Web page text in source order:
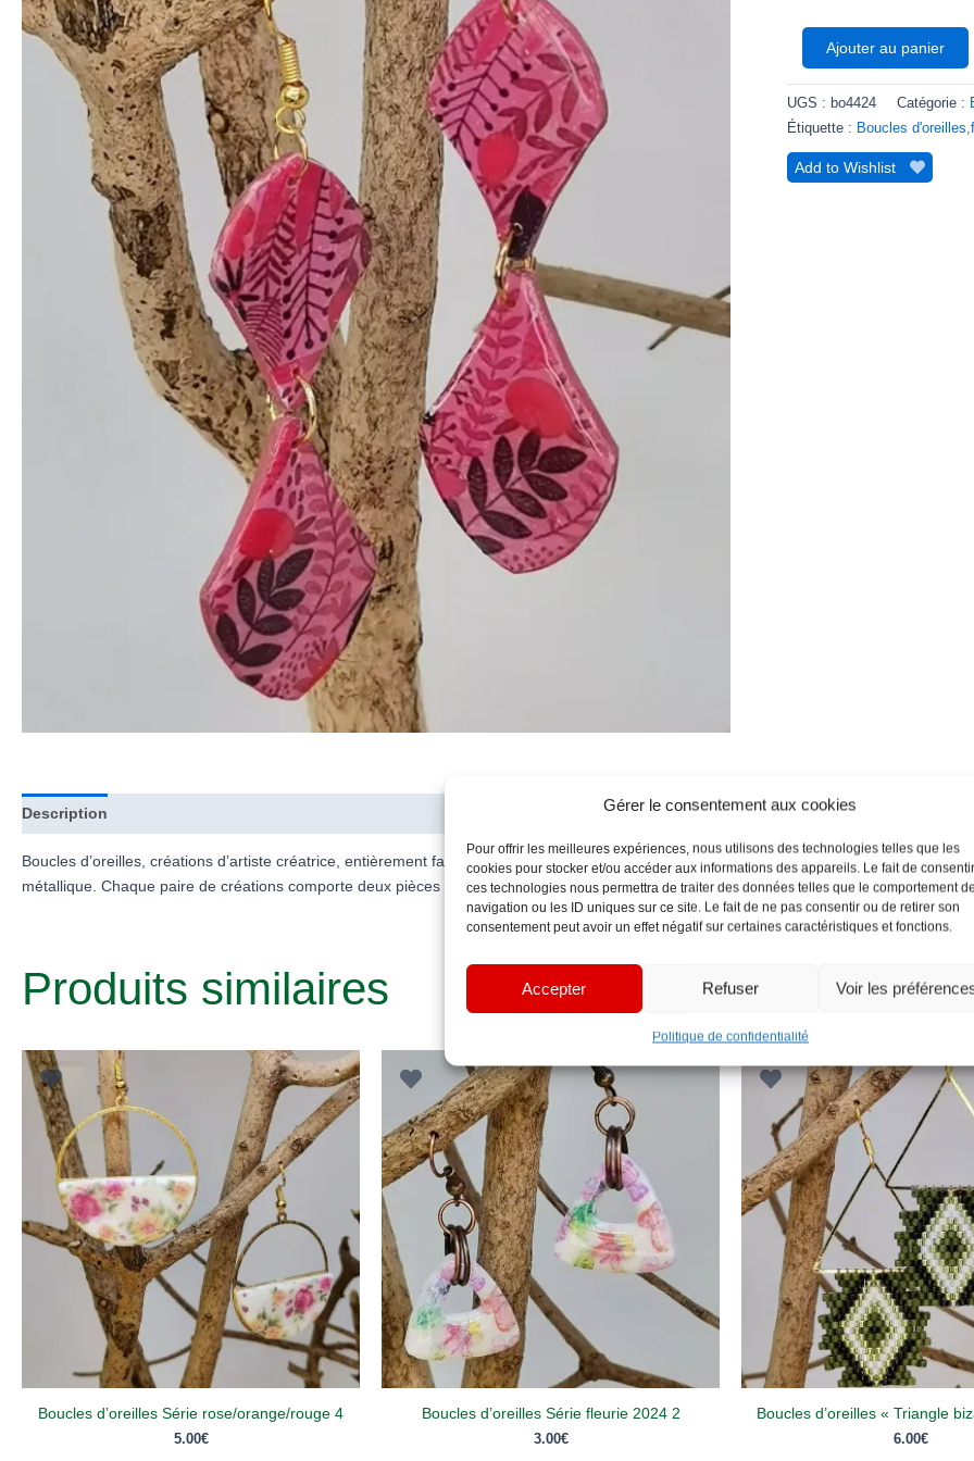
Gérer le consentement aux cookies
Pour offrir les meilleures expériences, nous utilisons des technologies telles que les
cookies pour stocker et/ou accéder aux informations des appareils. Le fait de
ces technologies nous permettra de traiter des données telles que le comportement
navigation ou les ID uniques sur ce site. Le fait de ne pas consentir ou de retirer son
consentement peut avoir un effet négatif sur certaines caractéristiques et fonctions.
Accepter Refuser Voir les
Politique de confidentialité
Ajouter au panier
UGS : bo4424 Catégorie :
Étiquette : Boucles
Add to Wishlist
Description
Boucles d’oreilles, créations d’artiste créatrice, entièrement faites à la main en France à l’aide de pâte polymère, perles Miyuki ou
métallique. Chaque paire de créations comporte deux pièces pouvant être légèrement différentes en raison de la fabrication artisanale
Produits similaires
Boucles d’oreilles Série rose/orange/rouge 4
5.00€
Boucles d’oreilles Série fleurie 2024 2
3.00€
Boucles d’oreilles « Triangle
6.00€